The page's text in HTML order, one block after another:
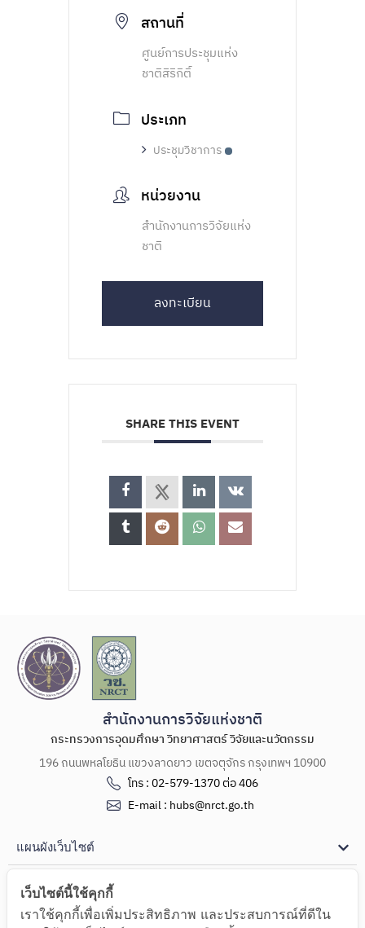
สถานที่
ศูนย์การประชุมแห่ง
ชาติสิริกิติ์
ประเภท
ประชุมวิชาการ
หน่วยงาน
สำนักงานการวิจัยแห่ง
ชาติ
ลงทะเบียน
SHARE THIS EVENT
สำนักงานการวิจัยแห่งชาติ
กระทรวงการอุดมศึกษา วิทยาศาสตร์ วิจัยและนวัตกรรม
196 ถนนพหลโยธิน แขวงลาดยาว เขตจตุจักร กรุงเทพฯ 10900
โทร : 02-579-1370 ต่อ 406
E-mail : hubs@nrct.go.th
แผนผังเว็บไซต์
ช่องทางการติดต่อ
Copyright Ⓒ 2024 ศูนย์รวมผู้เชี่ยวชาญ (Hub of Talents) และศูนย์กลางด้านความรู้
เว็บไซต์นี้ใช้คุกกี้
เราใช้คุกกี้เพื่อเพิ่มประสิทธิภาพ และประสบการณ์ที่ดีใน